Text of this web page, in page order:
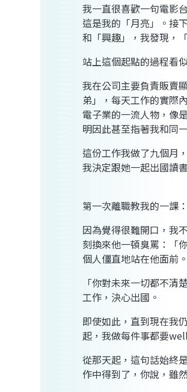
我一直很喜歡一句電影
這是我的「月亮」。接
和「興趣」，我發現，
站上這個起點的過程看
我在公司主要負責販賣
弟」，每天工作的實際
電子業的一流人物，像
明因此甚至指著我和同
這份工作我做了九個月
我決定跟她一起出國讀
第一次離職教我的一課
因為覺得很難開口，我
刻換來他一頓臭罵：「
個人僵直地站在他面前。
「你對未來一切都不
工作，決心出國。
即使如此，直到現在我
起，我做每件事都要
從那天起，這句話始終
作中得到了，你說，雖